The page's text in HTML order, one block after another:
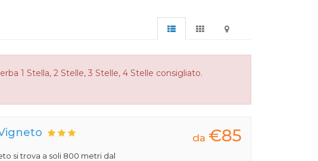
1 Stella, 2 Stelle, 3 Stelle, 4 Stelle consigliato.
si trova a soli 800 metri dal
da €85